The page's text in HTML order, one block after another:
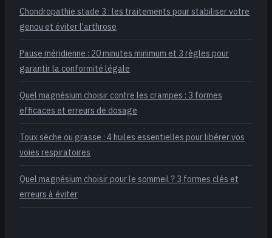
Chondropathie stade 3 : les traitements pour stabiliser votre
genou et éviter l'arthrose
Pause méridienne : 20 minutes minimum et 3 règles pour
garantir la conformité légale
Quel magnésium choisir contre les crampes : 3 formes
efficaces et erreurs de dosage
Toux sèche ou grasse : 4 huiles essentielles pour libérer vos
voies respiratoires
Quel magnésium choisir pour le sommeil ? 3 formes clés et
erreurs à éviter